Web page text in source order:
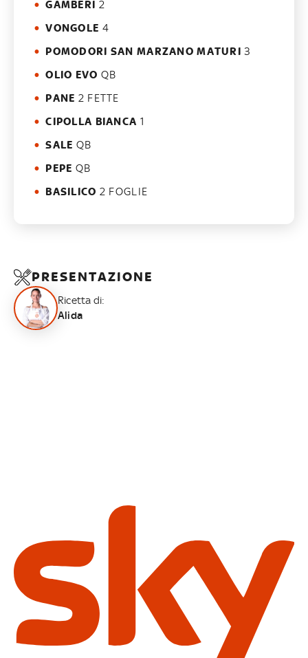
GAMBERI 2
VONGOLE 4
POMODORI SAN MARZANO MATURI 3
OLIO EVO QB
PANE 2 FETTE
CIPOLLA BIANCA 1
SALE QB
PEPE QB
BASILICO 2 FOGLIE
PRESENTAZIONE
Ricetta di:
Alida